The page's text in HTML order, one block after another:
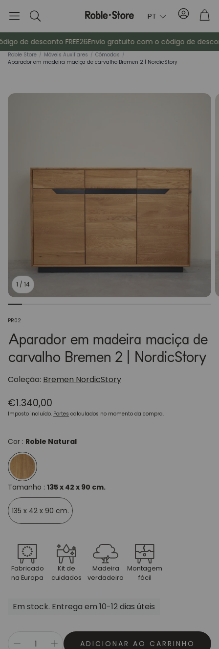
Pesquisa PT Conta
Mesas de
de desconto FREE26Envio gratuito com o código de
Roble Store / Móveis Auxiliares / Cómodas /
Aparador em madeira maciça de carvalho Bremen 2 | NordicStory
1 / 14
SKU:
PR02
Aparador em madeira maciça de
carvalho Bremen 2 | NordicStory
Coleção: Bremen NordicStory
Preço
normal
€1.340,00
Imposto incluído. Portes calculados no momento da compra.
Cor : Roble Natural
Tamanho : 135 x 42 x 90 cm.
135 x 42 x 90 cm.
Fabricado
na Europa
Kit de
cuidados
Madeira
verdadeira
Montagem
fácil
Em stock. Entrega em 10-12 dias úteis
ADICIONAR AO CARRINHO